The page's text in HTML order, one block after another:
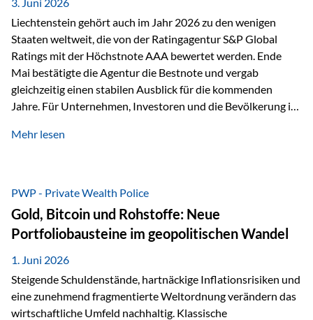
Liechtenstein gehört auch im Jahr 2026 zu den wenigen
Staaten weltweit, die von der Ratingagentur S&P Global
Ratings mit der Höchstnote AAA bewertet werden. Ende
Mai bestätigte die Agentur die Bestnote und vergab
gleichzeitig einen stabilen Ausblick für die kommenden
Jahre. Für Unternehmen, Investoren und die Bevölkerung ist
finanzielle Stabilität des Landes sowie das Vertrauen
trotz Herausforderungen Die weltwirtschaftlichen
Rahmenbedingungen bleiben anspruchsvoll. Geopolitische
Unsicherheiten, eine verhaltene Investitionstätigkeit und
eine schwächere Nachfrage in wichtigen Exportmärkten
beeinflussen auch die liechtensteinische Wirtschaft.
Dennoch sieht…
Mehr lesen
PWP - Private Wealth Police
Gold, Bitcoin und Rohstoffe: Neue
Portfoliobausteine im geopolitischen Wandel
1. Juni 2026
Steigende Schuldenstände, hartnäckige Inflationsrisiken und
eine zunehmend fragmentierte Weltordnung verändern das
wirtschaftliche Umfeld nachhaltig. Klassische